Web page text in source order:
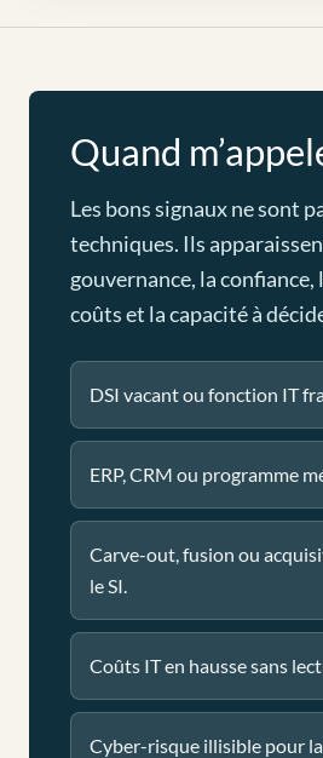
Quand
Les bons signaux ne sont
techniques. Ils
gouvernance, la confiance,
coûts et la capacité à
DSI vacant ou fonction IT
ERP, CRM ou programme
Carve-out, fusion ou
le SI.
Coûts IT en hausse sans
Cyber-risque illisible pour